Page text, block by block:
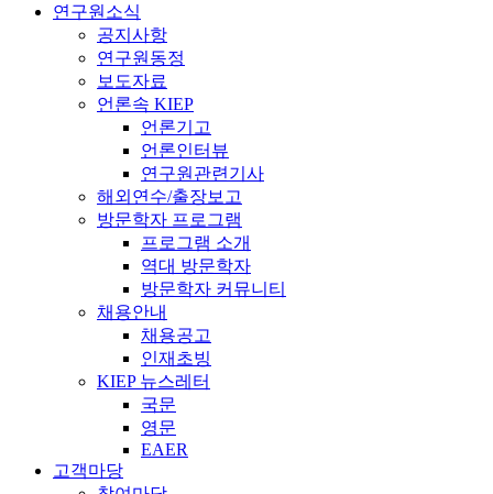
연구원소식
공지사항
연구원동정
보도자료
언론속 KIEP
언론기고
언론인터뷰
연구원관련기사
해외연수/출장보고
방문학자 프로그램
프로그램 소개
역대 방문학자
방문학자 커뮤니티
채용안내
채용공고
인재초빙
KIEP 뉴스레터
국문
영문
EAER
고객마당